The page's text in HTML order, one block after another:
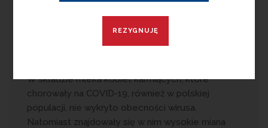
2. Wręcz przeciwnie, jest jego ochroną
W składzie mleka kobiet karmiących, które
chorowały na COVID-19, również w polskiej
populacji, nie wykryto obecności wirusa.
Natomiast znajdowały się w nim wysokie miana